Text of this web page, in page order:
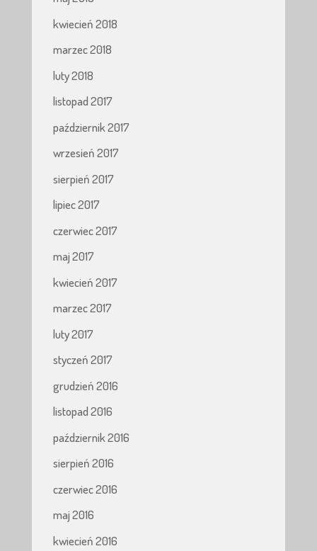
kwiecień 2018
marzec 2018
luty 2018
listopad 2017
październik 2017
wrzesień 2017
sierpień 2017
lipiec 2017
czerwiec 2017
maj 2017
kwiecień 2017
marzec 2017
luty 2017
styczeń 2017
grudzień 2016
listopad 2016
październik 2016
sierpień 2016
czerwiec 2016
maj 2016
kwiecień 2016